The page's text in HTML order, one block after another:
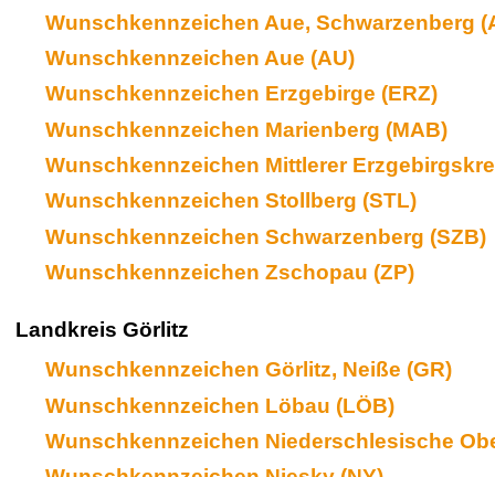
Wunschkennzeichen Aue, Schwarzenberg
Wunschkennzeichen Aue (AU)
Wunschkennzeichen Erzgebirge (ERZ)
Wunschkennzeichen Marienberg (MAB)
Wunschkennzeichen Mittlerer
Wunschkennzeichen Stollberg (STL)
Wunschkennzeichen Schwarzenberg (SZB)
Wunschkennzeichen Zschopau (ZP)
Landkreis Görlitz
Wunschkennzeichen Görlitz, Neiße (GR)
Wunschkennzeichen Löbau (LÖB)
Wunschkennzeichen Niederschlesische